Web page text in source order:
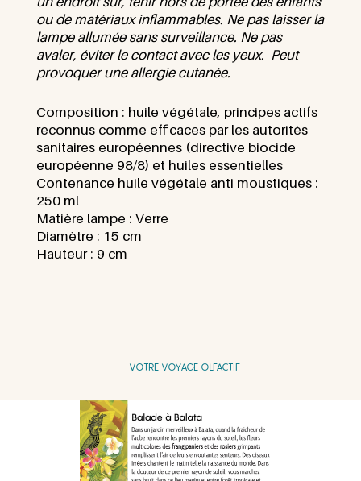
ou de matériaux inflammables. Ne pas laisser la
lampe allumée sans surveillance. Ne pas
avaler, éviter le contact avec les yeux. Peut
provoquer une allergie cutanée.
Composition : huile végétale, principes actifs
reconnus comme efficaces par les autorités
sanitaires européennes (directive biocide
européenne 98/8) et huiles essentielles
Contenance huile végétale anti moustiques :
250 ml
Matière lampe : Verre
Diamètre : 15 cm
Hauteur : 9 cm
VOTRE VOYAGE OLFACTIF